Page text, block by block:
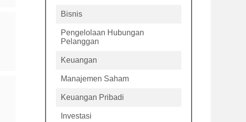
Bisnis
Pengelolaan Hubungan
Pelanggan
Keuangan
Manajemen Saham
Keuangan Pribadi
Investasi